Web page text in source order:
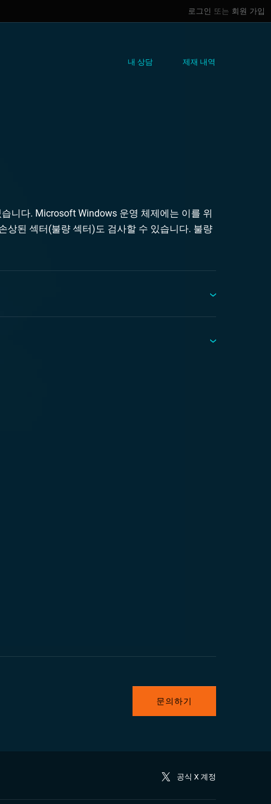
로그인 또는 회원 가입
내 상담 제재 내역
니다. Microsoft Windows 운영 체제에는 이를 위
상된 섹터(불량 섹터)도 검사할 수 있습니다. 불량
문의하기
공식 X 계정